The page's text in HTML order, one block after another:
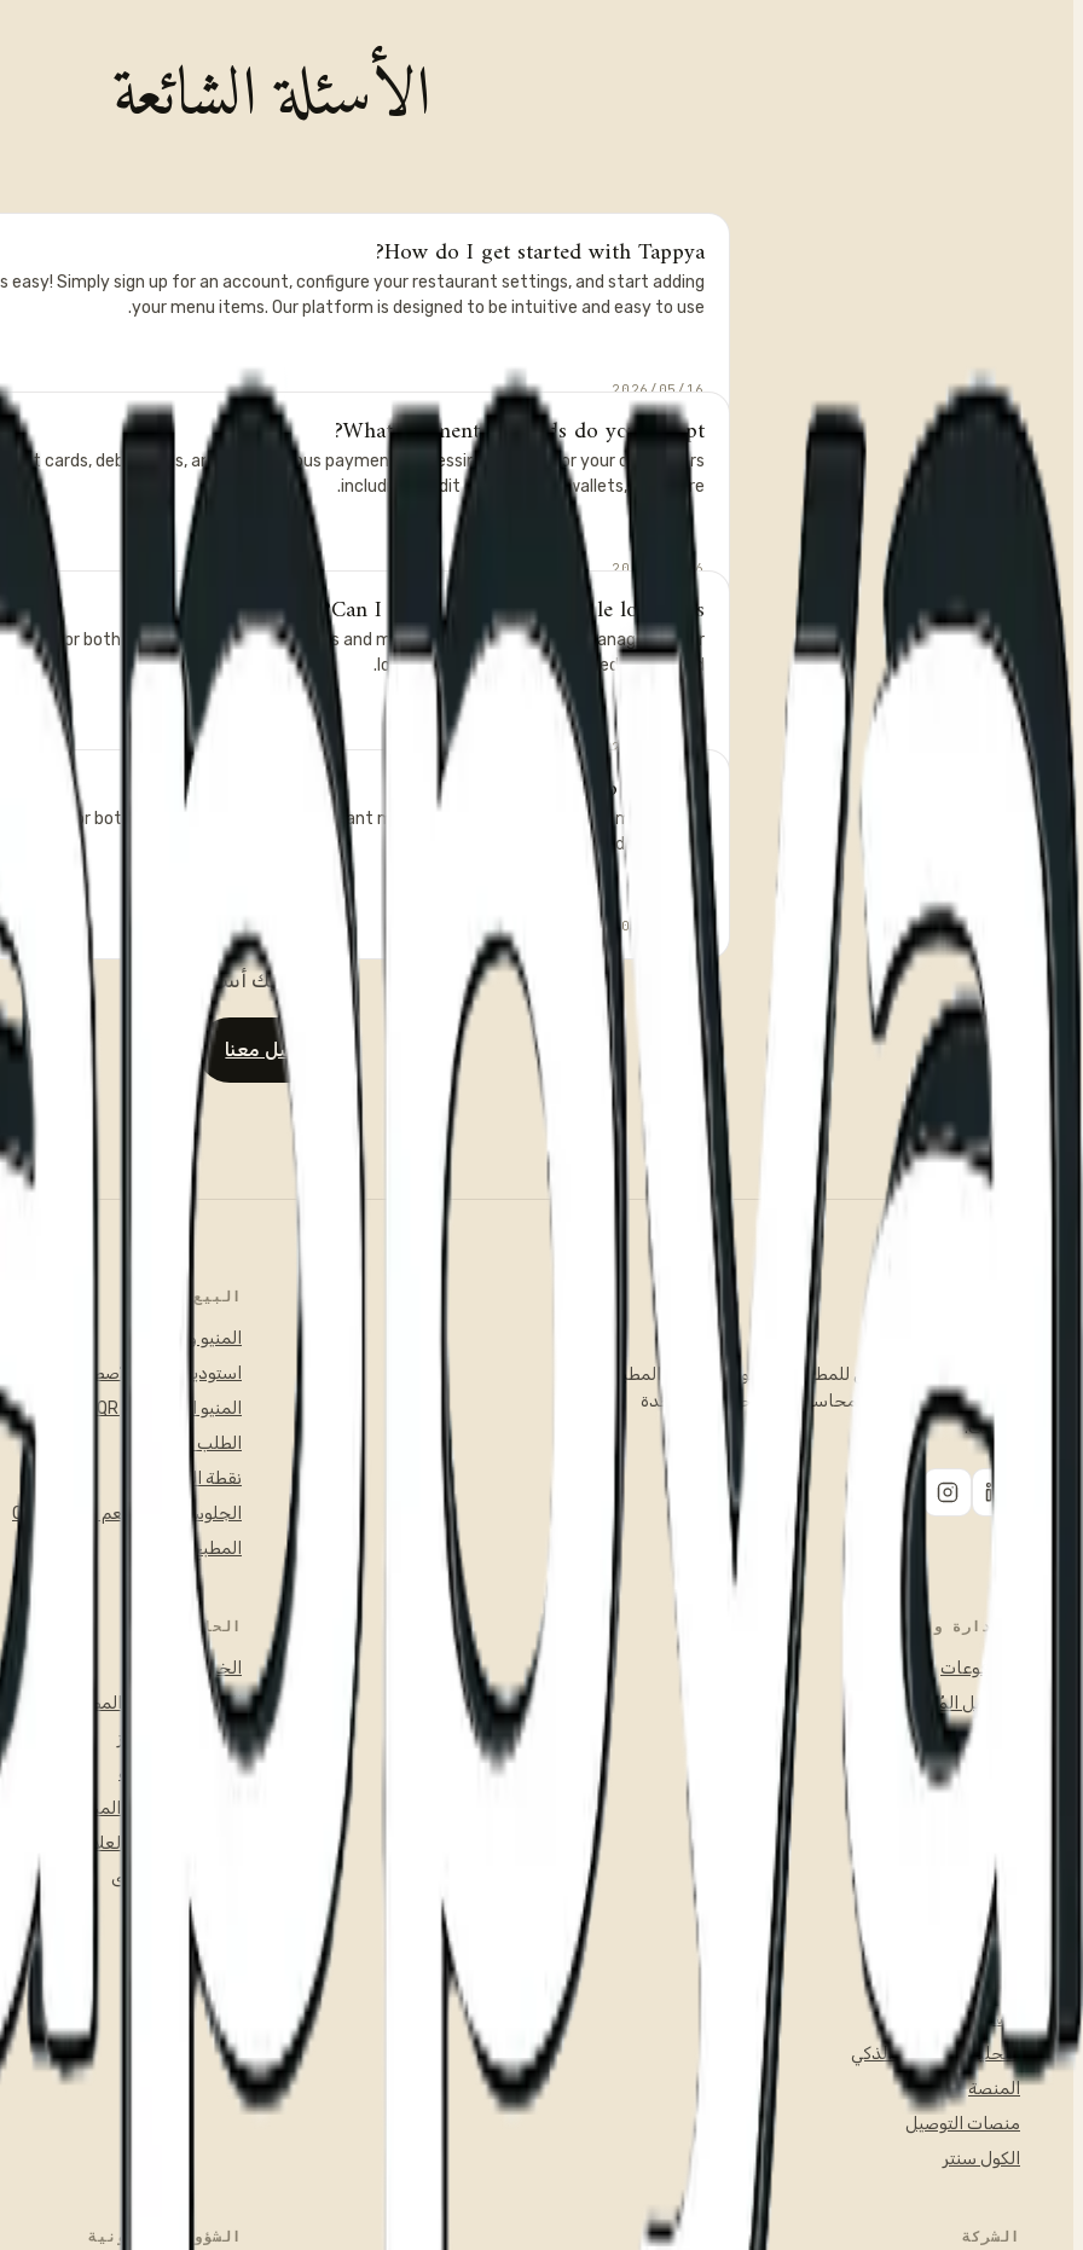
الأسئلة الشائعة
How do I get started with Tappya?
easy! Simply sign up for an account, configure your restaurant settings, and start adding
your menu items. Our platform is designed to be intuitive and easy to use.
16‏/05‏/2026
What payment methods do you accept?
cards, debit cards, and offer various payment processing options for your customers
including credit cards, digital wallets, and more.
16‏/05‏/2026
Can I use Tappya for multiple locations?
is built for both single-location restaurants and multi-location operations. Manage all your
locations from one centralized dashboard.
16‏/05‏/2026
Is there a mobile app available?
apps for both iOS and Android for restaurant management, as well as customer-facing
ordering apps.
16‏/05‏/2026
ما زلت لديك أسئلة؟
تواصل معنا
نظام التشغيل المتكامل للمطاعم. المنيو والطلبات والمطبخ
والتوصيل والمخزون والمحاسبة، في لوحة تحكم واحدة
وبلغتك.
البيع والطلب
المنيو والكتالوج
استوديو الذكاء الاصطناعي
المنيو الرقمي عبر QR
الطلب أونلاين
نقطة البيع (POS)
الجلوس في المطعم وطاولات QR
المطبخ والطلبات
الإدارة والنمو
المدفوعات
التوصيل المُدار
المخزون والإنتاج
المشتريات
الامتثال (ZATCA/ETA)
إدارة العملاء (CRM)
الولاء
العروض الترويجية
التسويق
التحليلات والعقل الذكي
المنصة
منصات التوصيل
الكول سنتر
الحلول
الخدمة السريعة
الخدمة الكاملة والمطاعم الفاخرة
المقاهي والمخابز
المطابخ السحابية
أصحاب المطاعم المستقلين
الفرنشايز وتعدد العلامات
المؤسسات الكبرى
الشركة الشؤون القانونية